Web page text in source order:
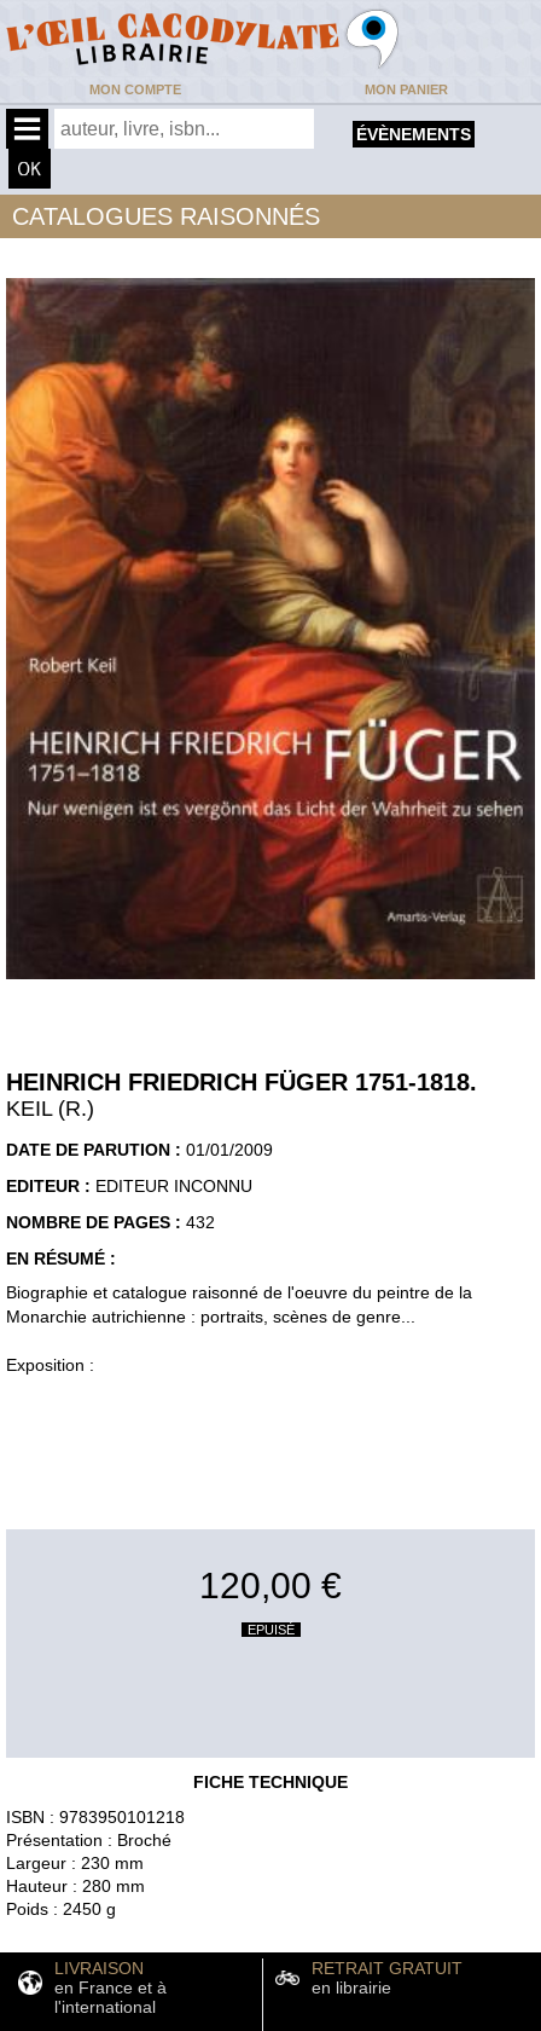
MON COMPTE MON PANIER
ÉVÈNEMENTS
CATALOGUES RAISONNÉS
HEINRICH FRIEDRICH FÜGER 1751-1818.
KEIL (R.)
DATE DE PARUTION : 01/01/2009
EDITEUR : EDITEUR INCONNU
NOMBRE DE PAGES : 432
EN RÉSUMÉ :
Biographie et catalogue raisonné de l'oeuvre du peintre de la
Monarchie autrichienne : portraits, scènes de genre...
Exposition :
120,00 €
EPUISÉ
FICHE TECHNIQUE
ISBN : 9783950101218
Présentation : Broché
Largeur : 230 mm
Hauteur : 280 mm
Poids : 2450 g
LIVRAISON
en France et à
l'international
RETRAIT GRATUIT
en librairie